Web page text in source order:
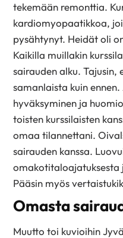
tekemään remonttia.
kardiomyopaatikkoa,
pysähtynyt. Heidät oli
Kaikilla muillakin
sairauden alku.
samanlaista kuin
hyväksyminen ja
toisten kurssilaisten
omaa tilannettani.
sairauden kanssa.
omakotitaloajatuksesta
Pääsin myös
Omasta
Muutto toi kuvioihin